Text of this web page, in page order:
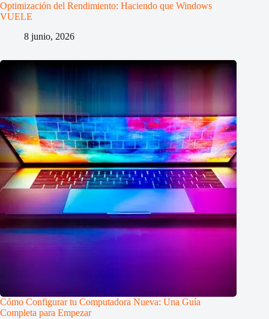
Optimización del Rendimiento: Haciendo que Windows
VUELE
8 junio, 2026
Cómo Configurar tu Computadora Nueva: Una Guía
Completa para Empezar